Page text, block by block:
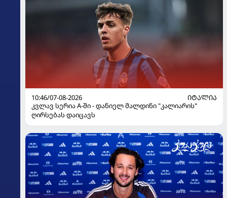
10:46/07-08-2026
ᲘᲢᲐᲚᲘᲐ
კვლავ სერია A-ში - დანიელ მალდინი "კალიარის"
ღირსებას დაიცავს